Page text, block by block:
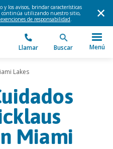
y los avisos, brindar características
continúa utilizando nuestro sitio,
de responsabilidad.
Llamar Buscar Menú
Lakes
Miami